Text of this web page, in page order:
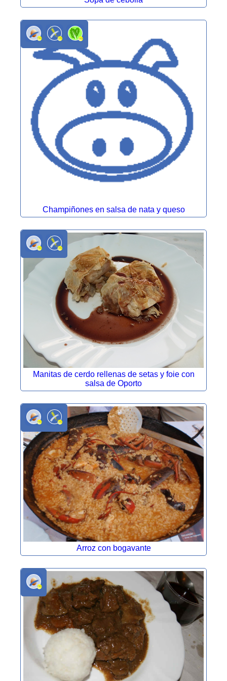
Champiñones en salsa de nata y queso
Manitas de cerdo rellenas de setas y foie con
salsa de Oporto
Arroz con bogavante